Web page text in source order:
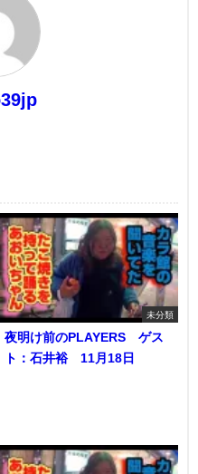
未分類
夜明け前のPLAYERS ゲス
ト：石井裕 11月18日